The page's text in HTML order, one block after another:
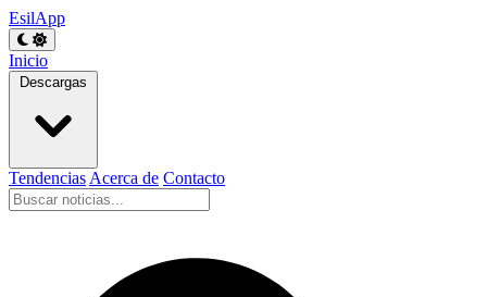
EsilApp
Inicio
Descargas
Tendencias Acerca de Contacto